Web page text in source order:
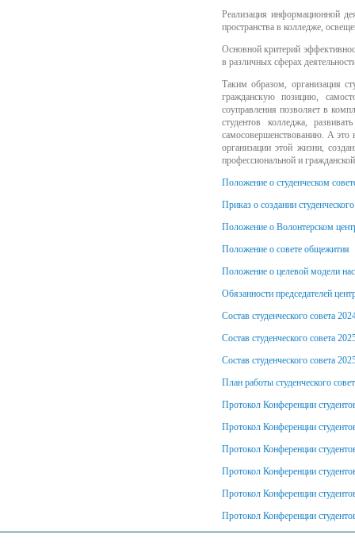
Реализация информационной
пространства в колледже,
Основной критерий
в различных сферах
Таким образом, организация
гражданскую позицию,
соуправления позволяет в
студентов колледжа,
самосовершенствованию. А это
организации этой жизни,
профессиональной и
Положение о студенческом
Приказ о создании
Положение о Волонтерском
Положение о совете общежития
Положение о целевой модели
Обязанности председателей
Состав студенческого совета
Состав студенческого совета
Состав студенческого совета
План работы студенческого
Протокол Конференции
Протокол Конференции
Протокол Конференции
Протокол Конференции
Протокол Конференции
Протокол Конференции